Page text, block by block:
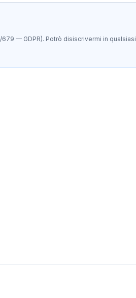
— GDPR). Potrò disiscrivermi in qualsiasi